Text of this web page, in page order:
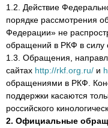
1.2. Действие
порядке рассмотрения
Федерации» не
обращений в РКФ в силу
1.3. Обращения,
сайтах http://rkf.org.ru/ и
обращениями в РКФ.
поддержки касаются
российского
2. Официальные